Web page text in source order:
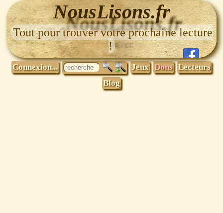
NousLisons.fr
Tout pour trouver votre prochaine lecture
!
Connexion... Jeux Dons Lecteurs
Blog